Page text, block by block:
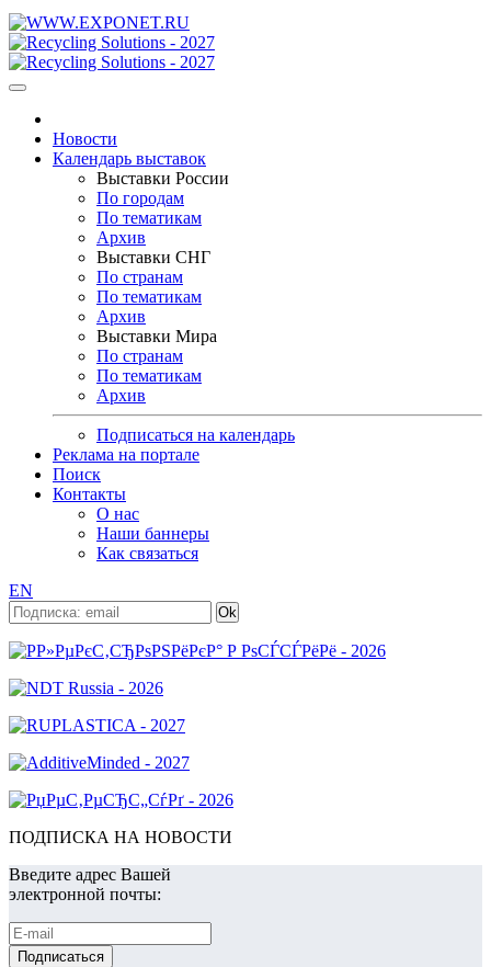
Новости
Календарь выставок
Выставки России
По городам
По тематикам
Архив
Выставки СНГ
По странам
По тематикам
Архив
Выставки Мира
По странам
По тематикам
Архив
Подписаться на календарь
Реклама на портале
Поиск
Контакты
О нас
Наши баннеры
Как связаться
EN
ПОДПИСКА НА НОВОСТИ
Введите адрес Вашей
электронной почты: